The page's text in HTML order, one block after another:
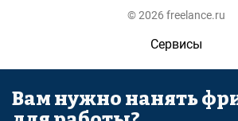
© 2026 freelance.ru
Сервисы
Помощь
Поиск
Вам нужно нанять